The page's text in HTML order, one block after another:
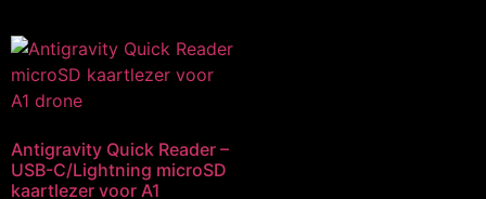
Antigravity Quick Reader –
USB-C/Lightning microSD
kaartlezer voor A1